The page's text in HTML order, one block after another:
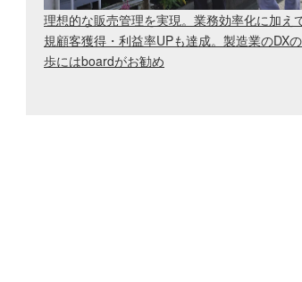
理想的な販売管理を実現。業務効率化に加え
規顧客獲得・利益率UPも達成。製造業のDX
歩にはboardがお勧め